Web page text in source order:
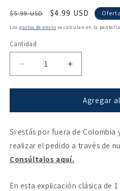
modal
Precio
habitual
$5.99 USD
Precio
de
$4.99 USD Oferta
Los gastos de envío se calculan en la pantalla
Cantidad
Reducir
cantidad
para
cielo
un
mundo
de
amor
Aumentar
cantidad
para
cielo
un
mundo
de
amor
Agregar
Si estás por fuera de Colombia
realizar el pedido a través de
Consúltalos aquí.
En esta explicación clásica de